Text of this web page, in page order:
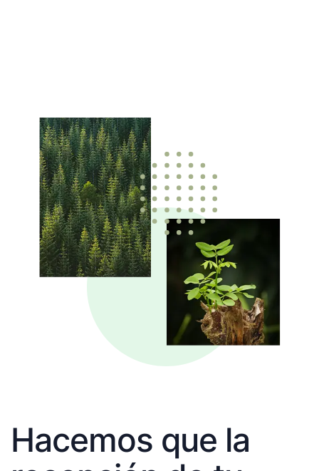
Hacemos que la